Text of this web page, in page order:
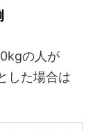
の人が
した場合は